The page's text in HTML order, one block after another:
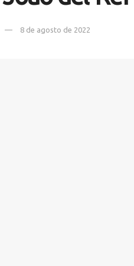
8 de agosto de 2022